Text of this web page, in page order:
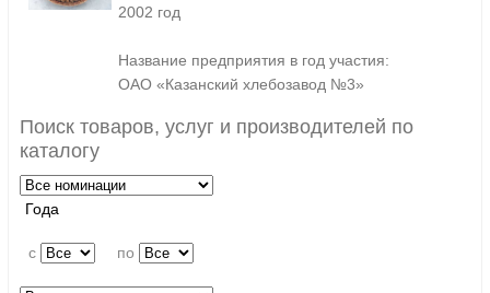
2002 год
Название предприятия в год участия:
ОАО «Казанский хлебозавод №3»
Поиск товаров, услуг и производителей по
каталогу
Года
c по